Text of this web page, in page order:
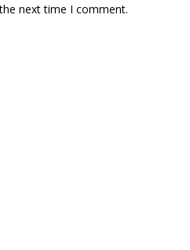
next time I comment.